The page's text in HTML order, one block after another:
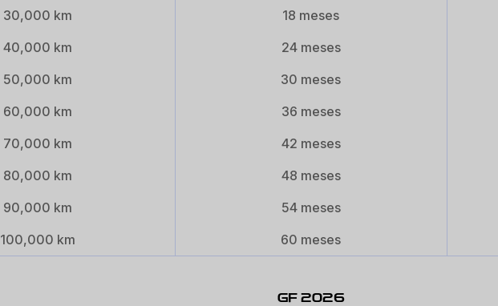
30,000 km
18 meses
40,000 km
24 meses
50,000 km
30 meses
60,000 km
36 meses
70,000 km
42 meses
80,000 km
48 meses
90,000 km
54 meses
100,000 km
60 meses
GF 2026